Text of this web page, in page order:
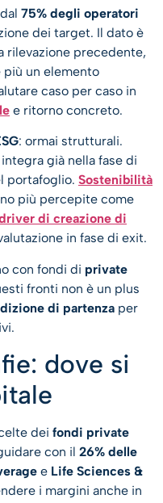
75% degli operatori
dei target. Il dato è
rilevazione precedente,
più un elemento
caso per caso in
e ritorno concreto.
: ormai strutturali.
già nella fase di
portafoglio. Sostenibilità
più percepite come
di creazione di
in fase di exit.
con fondi di private
fronti non è un plus
di partenza per
dove si
dei fondi private
con il 26% delle
e Life Sciences &
i margini anche in